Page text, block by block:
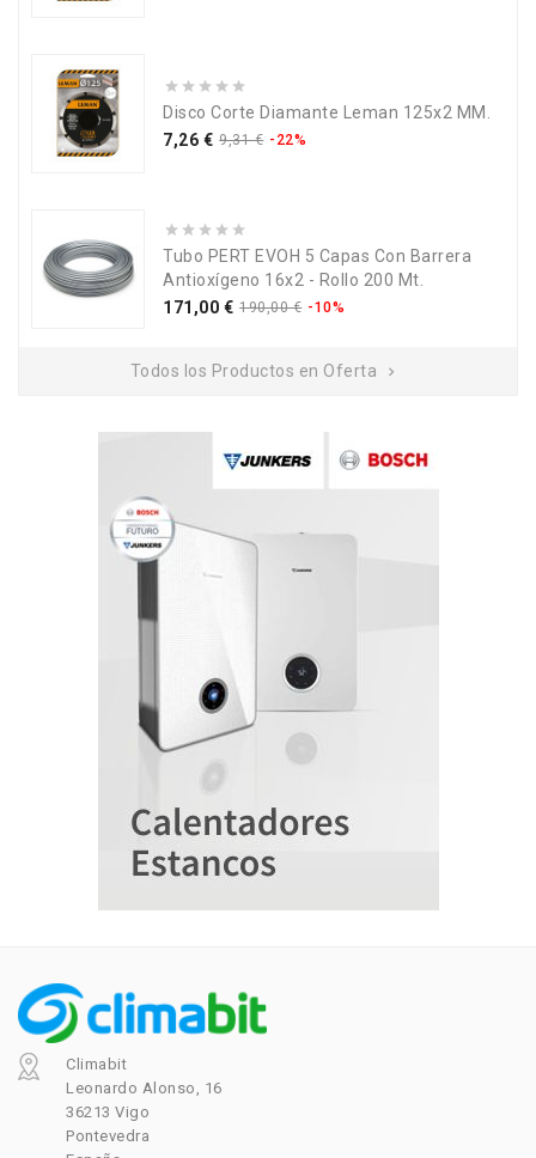
Disco Corte Diamante Leman 125x2 MM.
7,26 € 9,31 € -22%
Tubo PERT EVOH 5 Capas Con Barrera
Antioxígeno 16x2 - Rollo 200 Mt.
171,00 € 190,00 € -10%
Todos los Productos en Oferta 
Climabit
Leonardo Alonso, 16
36213 Vigo
Pontevedra